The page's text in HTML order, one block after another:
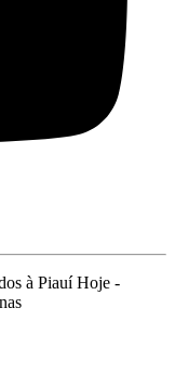
à Piauí Hoje -